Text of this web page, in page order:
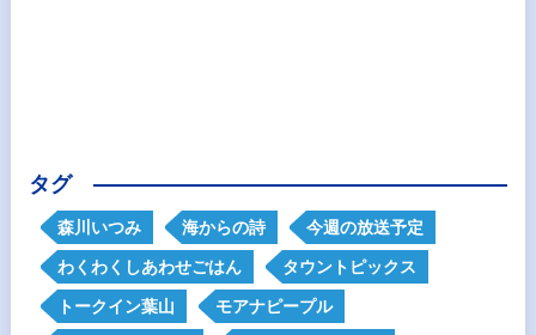
タグ
森川いつみ 海からの詩 今週の放送予定
わくわくしあわせごはん タウントピックス
トークイン葉山 モアナピープル